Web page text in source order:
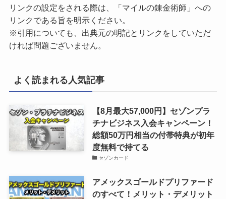
リンクの設定をされる際は、「マイルの錬金術師」への
リンクである旨を明示ください。
※引用についても、出典元の明記とリンクをしていただ
ければ問題ございません。
よく読まれる人気記事
【8月最大57,000円】セゾンプラ
チナビジネス入会キャンペーン！
総額50万円相当の付帯特典が初年
度無料で持てる
セゾンカード
アメックスゴールドプリファード
のすべて！メリット・デメリット